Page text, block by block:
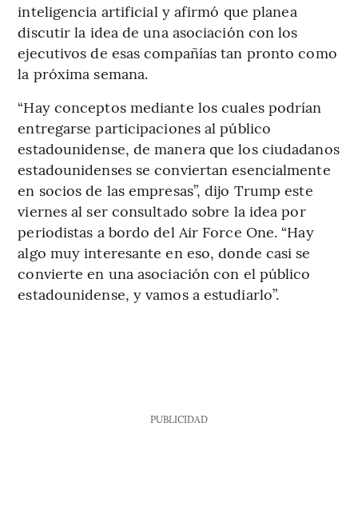
inteligencia artificial y afirmó que planea
discutir la idea de una asociación con los
ejecutivos de esas compañías tan pronto como
la próxima semana.
“Hay conceptos mediante los cuales podrían
entregarse participaciones al público
estadounidense, de manera que los ciudadanos
estadounidenses se conviertan esencialmente
en socios de las empresas”, dijo Trump este
viernes al ser consultado sobre la idea por
periodistas a bordo del Air Force One. “Hay
algo muy interesante en eso, donde casi se
convierte en una asociación con el público
estadounidense, y vamos a estudiarlo”.
PUBLICIDAD